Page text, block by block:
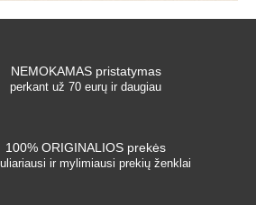
NEMOKAMAS pristatymas
perkant už 70 eurų ir daugiau
100% ORIGINALIOS prekės
ir mylimiausi prekių ženklai